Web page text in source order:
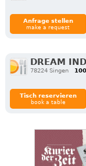
Anfrage stellen
make a request
DREAM
78224 Singen
Tisch reservieren
book a table